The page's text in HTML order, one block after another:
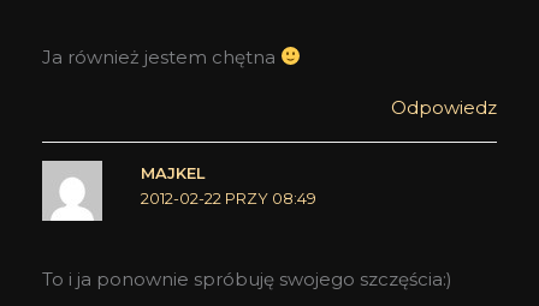
Ja również jestem chętna
Odpowiedz
MAJKEL
2012-02-22 PRZY 08:49
To i ja ponownie spróbuję swojego szczęścia:)